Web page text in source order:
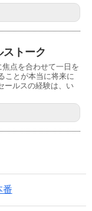
トーク
点を合わせて一日を
ことが本当に将来に
ールスの経験は、い
番